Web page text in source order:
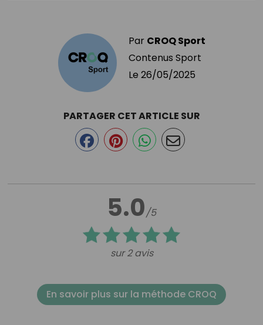
Par CROQ Sport
Contenus Sport
Le 26/05/2025
5.0/5
sur 2 avis
PARTAGER CET ARTICLE SUR
En savoir plus sur la méthode CROQ